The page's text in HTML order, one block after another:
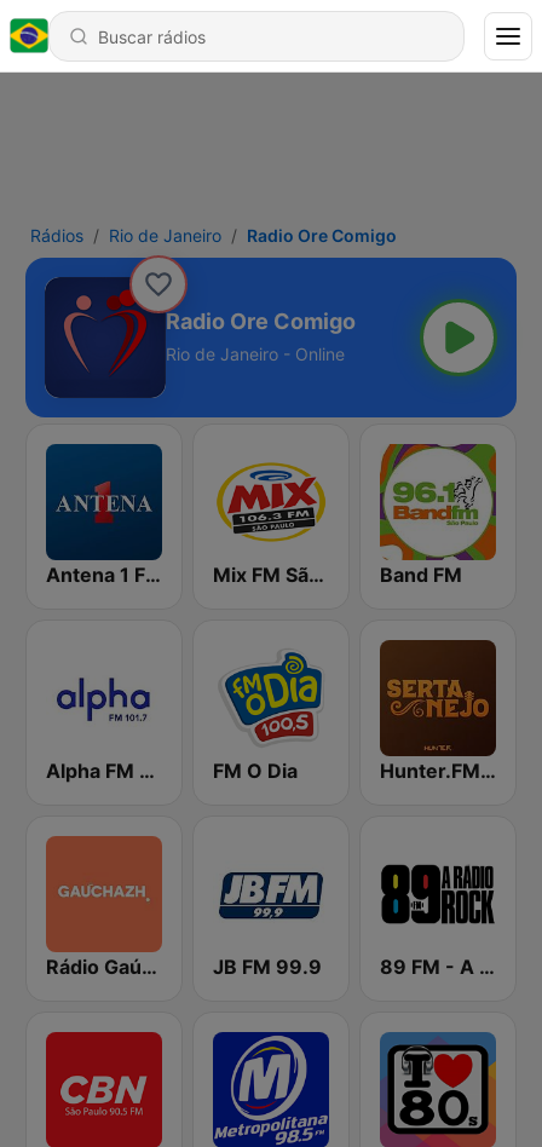
Rádios Rio de Janeiro Radio Ore Comigo
Radio Ore Comigo
Rio de Janeiro - Online
Antena 1 FM Mix FM São Paulo Band FM
Alpha FM 101.7 FM O Dia Hunter.FM - Sertanejo
Rádio Gaúcha ZH JB FM 99.9 89 FM - A Rádio Rock